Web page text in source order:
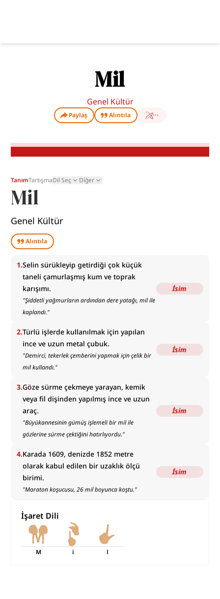
Mil
Genel Kültür
Paylaş Alıntıla
TanımTartışmaDil Seç Diğer
Mil
Genel Kültür
Alıntıla
1.Selin sürükleyip getirdiği çok küçük
taneli çamurlaşmış kum ve toprak
karışımı.
"Şiddetli yağmurların ardından dere yatağı, mil ile
kaplandı."
İsim
2.Türlü işlerde kullanılmak için yapılan
ince ve uzun metal çubuk.
"Demirci, tekerlek çemberini yapmak için çelik bir
mil kullandı."
İsim
3.Göze sürme çekmeye yarayan, kemik
veya fil dişinden yapılmış ince ve uzun
araç.
"Büyükannesinin gümüş işlemeli bir mil ile
gözlerine sürme çektiğini hatırlıyordu."
İsim
4.Karada 1609, denizde 1852 metre
olarak kabul edilen bir uzaklık ölçü
birimi.
"Maraton koşucusu, 26 mil boyunca koştu."
İsim
İşaret Dili
M i l